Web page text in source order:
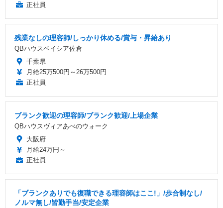
正社員
残業なしの理容師/しっかり休める/賞与・昇給あり
QBハウスベイシア佐倉
千葉県
月給25万500円～26万500円
正社員
ブランク歓迎の理容師/ブランク歓迎/上場企業
QBハウスヴィアあべのウォーク
大阪府
月給24万円～
正社員
「ブランクありでも復職できる理容師はここ!」/歩合制なし/
ノルマ無し/皆勤手当/安定企業